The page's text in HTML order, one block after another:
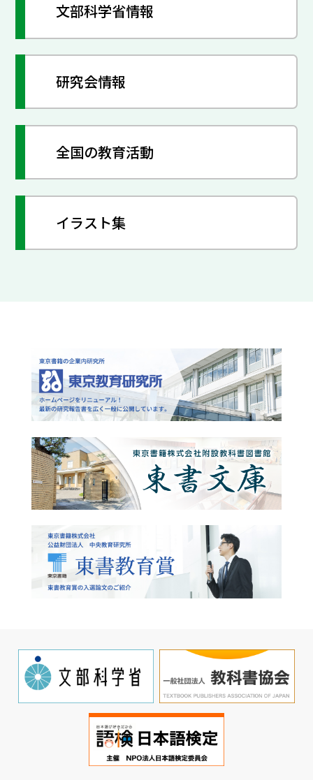
文部科学省情報
研究会情報
全国の教育活動
イラスト集